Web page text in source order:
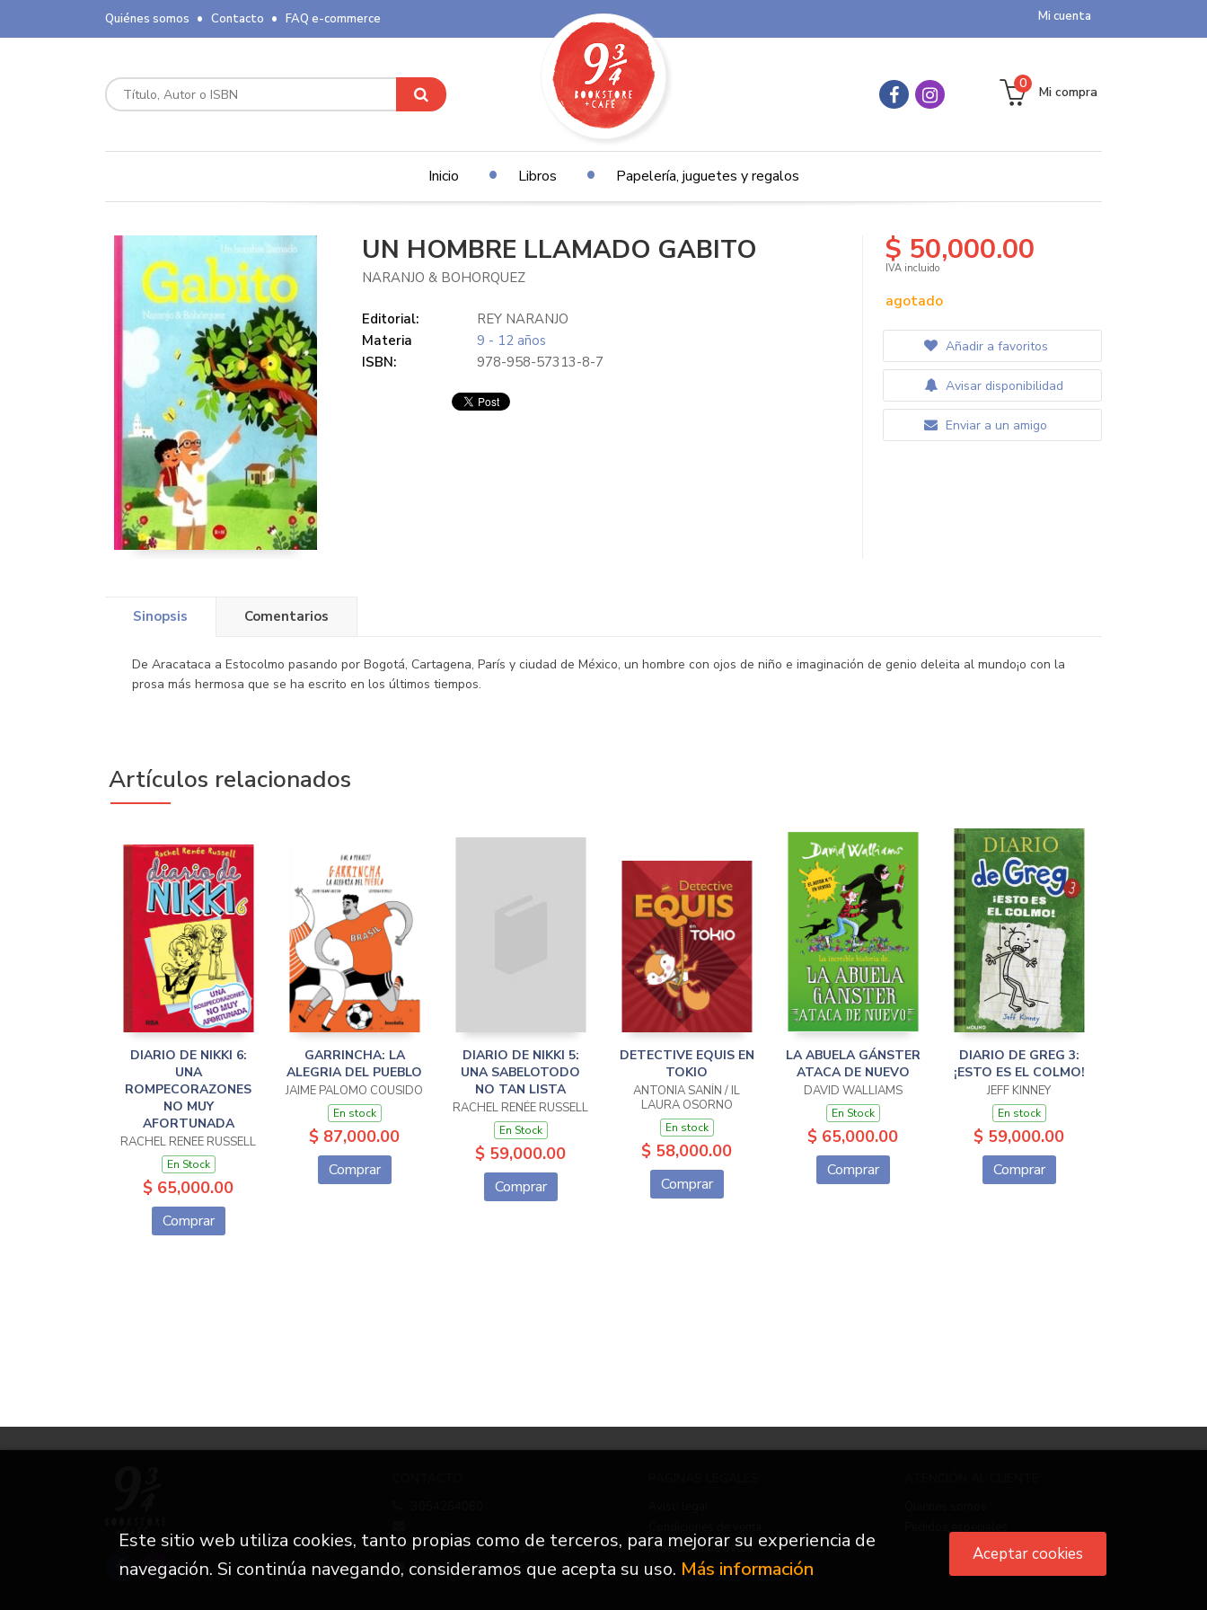
Mi cuenta
Quiénes somos Contacto FAQ e-commerce
Mi compra
0
Inicio Libros Papelería, juguetes y regalos
UN HOMBRE LLAMADO GABITO
NARANJO & BOHORQUEZ
Editorial:
REY NARANJO
Materia
9 - 12 años
ISBN:
978-958-57313-8-7
$ 50,000.00
IVA incluido
agotado
Añadir a favoritos
Avisar disponibilidad
Enviar a un amigo
Sinopsis Comentarios
De Aracataca a Estocolmo pasando por Bogotá, Cartagena, París y ciudad de México, un hombre con ojos de niño e imaginación de genio deleita al mundo¡o con la
prosa más hermosa que se ha escrito en los últimos tiempos.
Artículos relacionados
DIARIO DE NIKKI 6:
UNA
ROMPECORAZONES
NO MUY
AFORTUNADA
RACHEL RENEE RUSSELL
En Stock
$ 65,000.00
Comprar
GARRINCHA: LA
ALEGRIA DEL PUEBLO
JAIME PALOMO COUSIDO
En stock
$ 87,000.00
Comprar
DIARIO DE NIKKI 5:
UNA SABELOTODO
NO TAN LISTA
RACHEL RENÉE RUSSELL
En Stock
$ 59,000.00
Comprar
DETECTIVE EQUIS EN
TOKIO
ANTONIA SANÍN / IL
LAURA OSORNO
En stock
$ 58,000.00
Comprar
LA ABUELA GÁNSTER
ATACA DE NUEVO
DAVID WALLIAMS
En Stock
$ 65,000.00
Comprar
DIARIO DE GREG 3:
¡ESTO ES EL COLMO!
JEFF KINNEY
En stock
$ 59,000.00
Comprar
info.nuevetrescuartos@gmail.com
Formulario de contacto
Protección de datos
Este sitio web utiliza cookies, tanto propias como de terceros, para mejorar su experiencia de
navegación. Si continúa navegando, consideramos que acepta su uso. Más información
Aceptar cookies